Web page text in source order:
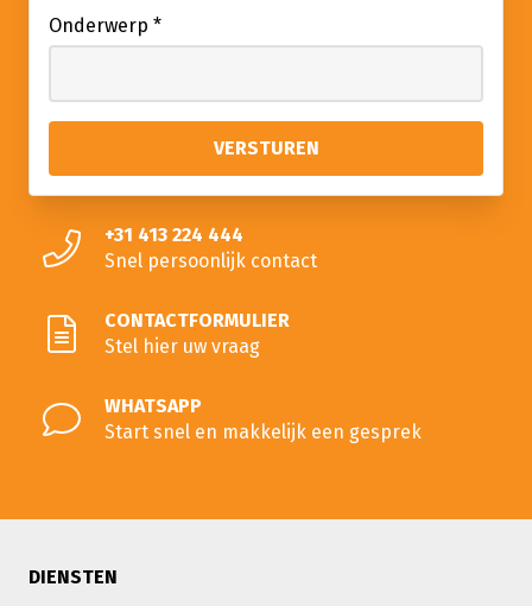
Onderwerp *
+31 413 224 444
Snel persoonlijk contact
CONTACTFORMULIER
Stel hier uw vraag
WHATSAPP
Start snel en makkelijk een gesprek
DIENSTEN